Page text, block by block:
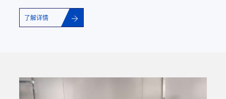
了解详情